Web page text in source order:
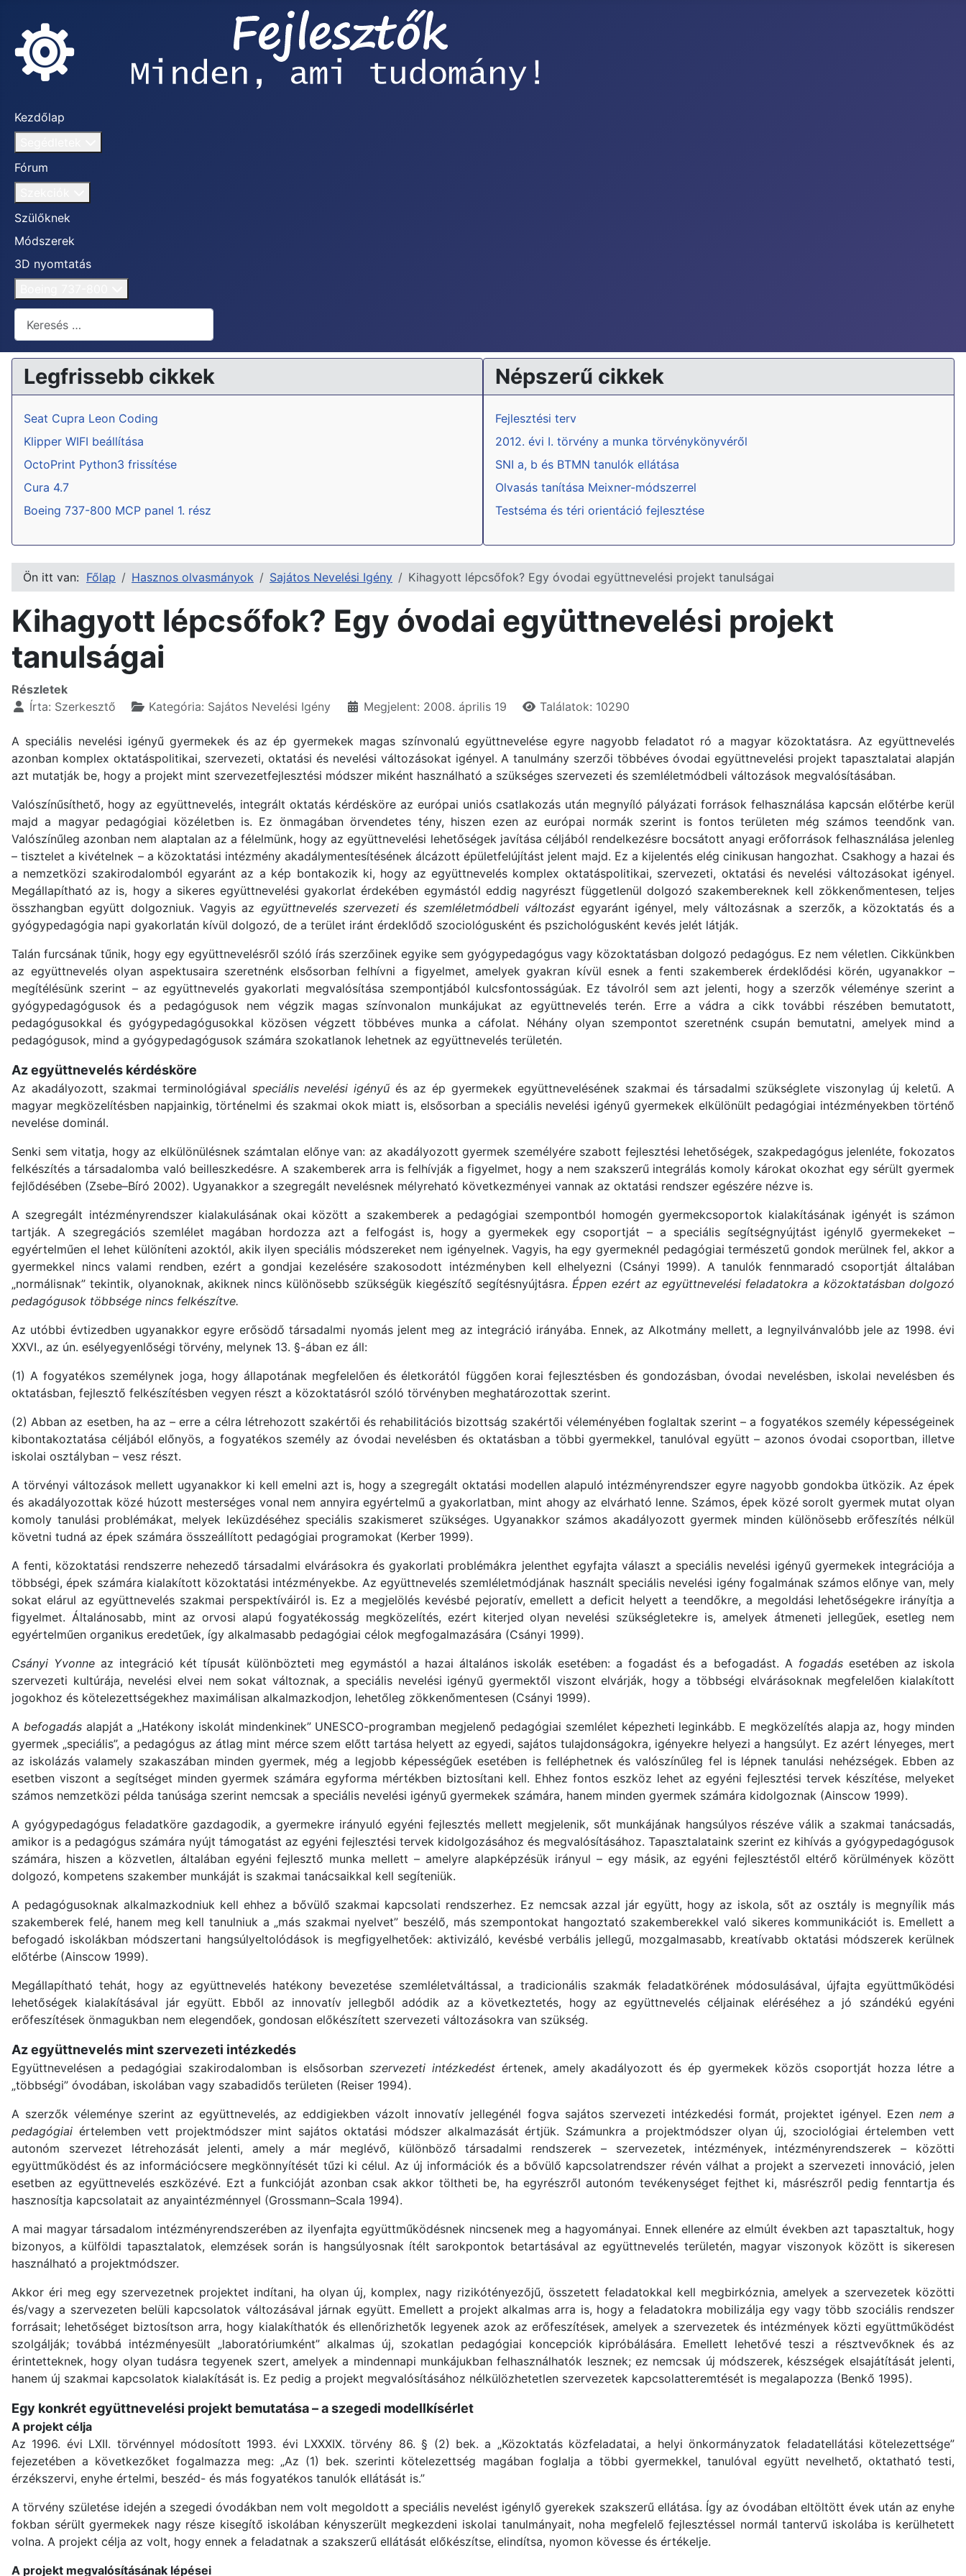
Kezdőlap
Fórum
Szülőknek
Módszerek
3D nyomtatás
Keresés...
Legfrissebb cikkek
Seat Cupra Leon Coding
Klipper WIFI beállítása
OctoPrint Python3 frissítése
Cura 4.7
Boeing 737-800 MCP panel 1. rész
Népszerű cikkek
Fejlesztési terv
2012. évi I. törvény a munka törvénykönyvéről
SNI a, b és BTMN tanulók ellátása
Olvasás tanítása Meixner-módszerrel
Testséma és téri orientáció fejlesztése
Ön itt van: Főlap Hasznos olvasmányok Sajátos Nevelési Igény Kihagyott lépcsőfok? Egy óvodai együttnevelési projekt tanulságai
Kihagyott lépcsőfok? Egy óvodai együttnevelési projekt
tanulságai
Részletek
Írta: Szerkesztő Kategória: Sajátos Nevelési Igény Megjelent: 2008. április 19 Találatok: 10290
A speciális nevelési igényű gyermekek és az ép gyermekek magas színvonalú együttnevelése egyre nagyobb feladatot ró a magyar közoktatásra. Az együttnevelés
azonban komplex oktatáspolitikai, szervezeti, oktatási és nevelési változásokat igényel. A tanulmány szerzői többéves óvodai együttnevelési projekt tapasztalatai alapján
azt mutatják be, hogy a projekt mint szervezetfejlesztési módszer miként használható a szükséges szervezeti és szemléletmódbeli változások megvalósításában.
Valószínűsíthető, hogy az együttnevelés, integrált oktatás kérdésköre az európai uniós csatlakozás után megnyíló pályázati források felhasználása kapcsán előtérbe kerül
majd a magyar pedagógiai közéletben is. Ez önmagában örvendetes tény, hiszen ezen az európai normák szerint is fontos területen még számos teendőnk van.
Valószínűleg azonban nem alaptalan az a félelmünk, hogy az együttnevelési lehetőségek javítása céljából rendelkezésre bocsátott anyagi erőforrások felhasználása jelenleg
– tisztelet a kivételnek – a közoktatási intézmény akadálymentesítésének álcázott épületfelújítást jelent majd. Ez a kijelentés elég cinikusan hangozhat. Csakhogy a hazai és
a nemzetközi szakirodalomból egyaránt az a kép bontakozik ki, hogy az együttnevelés komplex oktatáspolitikai, szervezeti, oktatási és nevelési változásokat igényel.
Megállapítható az is, hogy a sikeres együttnevelési gyakorlat érdekében egymástól eddig nagyrészt függetlenül dolgozó szakembereknek kell zökkenőmentesen, teljes
összhangban együtt dolgozniuk. Vagyis az együttnevelés szervezeti és szemléletmódbeli változástegyaránt igényel, mely változásnak a szerzők, a közoktatás és a
gyógypedagógia napi gyakorlatán kívül dolgozó, de a terület iránt érdeklődő szociológusként és pszichológusként kevés jelét látják.
Talán furcsának tűnik, hogy egy együttnevelésről szóló írás szerzőinek egyike sem gyógypedagógus vagy közoktatásban dolgozó pedagógus. Ez nem véletlen. Cikkünkben
az együttnevelés olyan aspektusaira szeretnénk elsősorban felhívni a figyelmet, amelyek gyakran kívül esnek a fenti szakemberek érdeklődési körén, ugyanakkor –
megítélésünk szerint – az együttnevelés gyakorlati megvalósítása szempontjából kulcsfontosságúak. Ez távolról sem azt jelenti, hogy a szerzők véleménye szerint a
gyógypedagógusok és a pedagógusok nem végzik magas színvonalon munkájukat az együttnevelés terén. Erre a vádra a cikk további részében bemutatott,
pedagógusokkal és gyógypedagógusokkal közösen végzett többéves munka a cáfolat. Néhány olyan szempontot szeretnénk csupán bemutatni, amelyek mind a
pedagógusok, mind a gyógypedagógusok számára szokatlanok lehetnek az együttnevelés területén.
Az együttnevelés kérdésköre
Az akadályozott, szakmai terminológiával speciális nevelési igényű és az ép gyermekek együttnevelésének szakmai és társadalmi szükséglete viszonylag új keletű. A
magyar megközelítésben napjainkig, történelmi és szakmai okok miatt is, elsősorban a speciális nevelési igényű gyermekek elkülönült pedagógiai intézményekben történő
nevelése dominál.
Senki sem vitatja, hogy az elkülönülésnek számtalan előnye van: az akadályozott gyermek személyére szabott fejlesztési lehetőségek, szakpedagógus jelenléte, fokozatos
felkészítés a társadalomba való beilleszkedésre. A szakemberek arra is felhívják a figyelmet, hogy a nem szakszerű integrálás komoly károkat okozhat egy sérült gyermek
fejlődésében (Zsebe–Bíró 2002). Ugyanakkor a szegregált nevelésnek mélyreható következményei vannak az oktatási rendszer egészére nézve is.
A szegregált intézményrendszer kialakulásának okai között a szakemberek a pedagógiai szempontból homogén gyermekcsoportok kialakításának igényét is számon
tartják. A szegregációs szemlélet magában hordozza azt a felfogást is, hogy a gyermekek egy csoportját – a speciális segítségnyújtást igénylő gyermekeket –
egyértelműen el lehet különíteni azoktól, akik ilyen speciális módszereket nem igényelnek. Vagyis, ha egy gyermeknél pedagógiai természetű gondok merülnek fel, akkor a
gyermekkel nincs valami rendben, ezért a gondjai kezelésére szakosodott intézményben kell elhelyezni (Csányi 1999). A tanulók fennmaradó csoportját általában
„normálisnak” tekintik, olyanoknak, akiknek nincs különösebb szükségük kiegészítő segítésnyújtásra.Éppen ezért az együttnevelési feladatokra a közoktatásban dolgozó
pedagógusok többsége nincs felkészítve.
Az utóbbi évtizedben ugyanakkor egyre erősödő társadalmi nyomás jelent meg az integráció irányába. Ennek, az Alkotmány mellett, a legnyilvánvalóbb jele az 1998. évi
XXVI., az ún. esélyegyenlőségi törvény, melynek 13. §-ában ez áll:
(1) A fogyatékos személynek joga, hogy állapotának megfelelően és életkorától függően korai fejlesztésben és gondozásban, óvodai nevelésben, iskolai nevelésben és
oktatásban, fejlesztő felkészítésben vegyen részt a közoktatásról szóló törvényben meghatározottak szerint.
(2) Abban az esetben, ha az – erre a célra létrehozott szakértői és rehabilitációs bizottság szakértői véleményében foglaltak szerint – a fogyatékos személy képességeinek
kibontakoztatása céljából előnyös, a fogyatékos személy az óvodai nevelésben és oktatásban a többi gyermekkel, tanulóval együtt – azonos óvodai csoportban, illetve
iskolai osztályban – vesz részt.
A törvényi változások mellett ugyanakkor ki kell emelni azt is, hogy a szegregált oktatási modellen alapuló intézményrendszer egyre nagyobb gondokba ütközik. Az épek
és akadályozottak közé húzott mesterséges vonal nem annyira egyértelmű a gyakorlatban, mint ahogy az elvárható lenne. Számos, épek közé sorolt gyermek mutat olyan
komoly tanulási problémákat, melyek leküzdéséhez speciális szakismeret szükséges. Ugyanakkor számos akadályozott gyermek minden különösebb erőfeszítés nélkül
követni tudná az épek számára összeállított pedagógiai programokat (Kerber 1999).
A fenti, közoktatási rendszerre nehezedő társadalmi elvárásokra és gyakorlati problémákra jelenthet egyfajta választ a speciális nevelési igényű gyermekek integrációja a
többségi, épek számára kialakított közoktatási intézményekbe. Az együttnevelés szemléletmódjának használt speciális nevelési igény fogalmának számos előnye van, mely
sokat elárul az együttnevelés szakmai perspektíváiról is. Ez a megjelölés kevésbé pejoratív, emellett a deficit helyett a teendőkre, a megoldási lehetőségekre irányítja a
figyelmet. Általánosabb, mint az orvosi alapú fogyatékosság megközelítés, ezért kiterjed olyan nevelési szükségletekre is, amelyek átmeneti jellegűek, esetleg nem
egyértelműen organikus eredetűek, így alkalmasabb pedagógiai célok megfogalmazására (Csányi 1999).
Csányi Yvonne az integráció két típusát különbözteti meg egymástól a hazai általános iskolák esetében: a fogadást és a befogadást. A fogadásesetében az iskola
szervezeti kultúrája, nevelési elvei nem sokat változnak, a speciális nevelési igényű gyermektől viszont elvárják, hogy a többségi elvárásoknak megfelelően kialakított
jogokhoz és kötelezettségekhez maximálisan alkalmazkodjon, lehetőleg zökkenőmentesen (Csányi 1999).
A befogadásalapját a „Hatékony iskolát mindenkinek” UNESCO-programban megjelenő pedagógiai szemlélet képezheti leginkább. E megközelítés alapja az, hogy minden
gyermek „speciális”, a pedagógus az átlag mint mérce szem előtt tartása helyett az egyedi, sajátos tulajdonságokra, igényekre helyezi a hangsúlyt. Ez azért lényeges, mert
az iskolázás valamely szakaszában minden gyermek, még a legjobb képességűek esetében is felléphetnek és valószínűleg fel is lépnek tanulási nehézségek. Ebben az
esetben viszont a segítséget minden gyermek számára egyforma mértékben biztosítani kell. Ehhez fontos eszköz lehet az egyéni fejlesztési tervek készítése, melyeket
számos nemzetközi példa tanúsága szerint nemcsak a speciális nevelési igényű gyermekek számára, hanem minden gyermek számára kidolgoznak (Ainscow 1999).
A gyógypedagógus feladatköre gazdagodik, a gyermekre irányuló egyéni fejlesztés mellett megjelenik, sőt munkájának hangsúlyos részéve válik a szakmai tanácsadás,
amikor is a pedagógus számára nyújt támogatást az egyéni fejlesztési tervek kidolgozásához és megvalósításához. Tapasztalataink szerint ez kihívás a gyógypedagógusok
számára, hiszen a közvetlen, általában egyéni fejlesztő munka mellett – amelyre alapképzésük irányul – egy másik, az egyéni fejlesztéstől eltérő körülmények között
dolgozó, kompetens szakember munkáját is szakmai tanácsaikkal kell segíteniük.
A pedagógusoknak alkalmazkodniuk kell ehhez a bővülő szakmai kapcsolati rendszerhez. Ez nemcsak azzal jár együtt, hogy az iskola, sőt az osztály is megnyílik más
szakemberek felé, hanem meg kell tanulniuk a „más szakmai nyelvet” beszélő, más szempontokat hangoztató szakemberekkel való sikeres kommunikációt is. Emellett a
befogadó iskolákban módszertani hangsúlyeltolódások is megfigyelhetőek: aktivizáló, kevésbé verbális jellegű, mozgalmasabb, kreatívabb oktatási módszerek kerülnek
előtérbe (Ainscow 1999).
Megállapítható tehát, hogy az együttnevelés hatékony bevezetése szemléletváltással, a tradicionális szakmák feladatkörének módosulásával, újfajta együttműködési
lehetőségek kialakításával jár együtt. Ebből az innovatív jellegből adódik az a következtetés, hogy az együttnevelés céljainak eléréséhez a jó szándékú egyéni
erőfeszítések önmagukban nem elegendőek, gondosan előkészített szervezeti változásokra van szükség.
Az együttnevelés mint szervezeti intézkedés
Együttnevelésen a pedagógiai szakirodalomban is elsősorban szervezeti intézkedéstértenek, amely akadályozott és ép gyermekek közös csoportját hozza létre a
„többségi” óvodában, iskolában vagy szabadidős területen (Reiser 1994).
A szerzők véleménye szerint az együttnevelés, az eddigiekben vázolt innovatív jellegénél fogva sajátos szervezeti intézkedési formát, projektet igényel. Ezen nem a
pedagógiai értelemben vett projektmódszer mint sajátos oktatási módszer alkalmazását értjük. Számunkra a projektmódszer olyan új, szociológiai értelemben vett
autonóm szervezet létrehozását jelenti, amely a már meglévő, különböző társadalmi rendszerek – szervezetek, intézmények, intézményrendszerek – közötti
együttműködést és az információcsere megkönnyítését tűzi ki célul. Az új információk és a bővülő kapcsolatrendszer révén válhat a projekt a szervezeti innováció, jelen
esetben az együttnevelés eszközévé. Ezt a funkcióját azonban csak akkor töltheti be, ha egyrészről autonóm tevékenységet fejthet ki, másrészről pedig fenntartja és
hasznosítja kapcsolatait az anyaintézménnyel (Grossmann–Scala 1994).
A mai magyar társadalom intézményrendszerében az ilyenfajta együttműködésnek nincsenek meg a hagyományai. Ennek ellenére az elmúlt években azt tapasztaltuk, hogy
bizonyos, a külföldi tapasztalatok, elemzések során is hangsúlyosnak ítélt sarokpontok betartásával az együttnevelés területén, magyar viszonyok között is sikeresen
használható a projektmódszer.
Akkor éri meg egy szervezetnek projektet indítani, ha olyan új, komplex, nagy rizikótényezőjű, összetett feladatokkal kell megbirkóznia, amelyek a szervezetek közötti
és/vagy a szervezeten belüli kapcsolatok változásával járnak együtt. Emellett a projekt alkalmas arra is, hogy a feladatokra mobilizálja egy vagy több szociális rendszer
forrásait; lehetőséget biztosítson arra, hogy kialakíthatók és ellenőrizhetők legyenek azok az erőfeszítések, amelyek a szervezetek és intézmények közti együttműködést
szolgálják; továbbá intézményesült „laboratóriumként” alkalmas új, szokatlan pedagógiai koncepciók kipróbálására. Emellett lehetővé teszi a résztvevőknek és az
érintetteknek, hogy olyan tudásra tegyenek szert, amelyek a mindennapi munkájukban felhasználhatók lesznek; ez nemcsak új módszerek, készségek elsajátítását jelenti,
hanem új szakmai kapcsolatok kialakítását is. Ez pedig a projekt megvalósításához nélkülözhetetlen szervezetek kapcsolatteremtését is megalapozza (Benkő 1995).
Egy konkrét együttnevelési projekt bemutatása – a szegedi modellkísérlet
A projekt célja
Az 1996. évi LXII. törvénnyel módosított 1993. évi LXXXIX. törvény 86. § (2) bek. a „Közoktatás közfeladatai, a helyi önkormányzatok feladatellátási kötelezettsége”
fejezetében a következőket fogalmazza meg: „Az (1) bek. szerinti kötelezettség magában foglalja a többi gyermekkel, tanulóval együtt nevelhető, oktatható testi,
érzékszervi, enyhe értelmi, beszéd- és más fogyatékos tanulók ellátását is.”
A törvény születése idején a szegedi óvodákban nem volt megoldott a speciális nevelést igénylő gyerekek szakszerű ellátása. Így az óvodában eltöltött évek után az enyhe
fokban sérült gyermekek nagy része kisegítő iskolában kényszerült megkezdeni iskolai tanulmányait, noha megfelelő fejlesztéssel normál tantervű iskolába is kerülhetett
volna. A projekt célja az volt, hogy ennek a feladatnak a szakszerű ellátását előkészítse, elindítsa, nyomon kövesse és értékelje.
A projekt megvalósításának lépései